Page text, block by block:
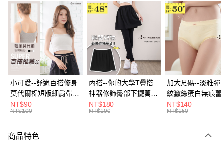
超商取貨付款
LINE Pay
Apple Pay
街口支付
悠遊付
Google Pay
全盈+PAY
大哥付你分期
小可愛--舒適百搭修身
莫代爾棉短版細肩帶素
色背心(白.黑.灰L-2L)-
U582眼圈熊中大尺碼
NT$90
NT$100
內搭--你的大學T疊搭
神器修飾臀部下擺萬用
內搭裙/遮臀裙(黑2L-
6L)-Q155眼圈熊中大
NT$180
NT$190
加大尺碼--淡雅
紋蠶絲蛋白無痕
角內褲(白.粉.藍.
3L)-L28眼圈熊中
NT$140
NT$150
商品特色